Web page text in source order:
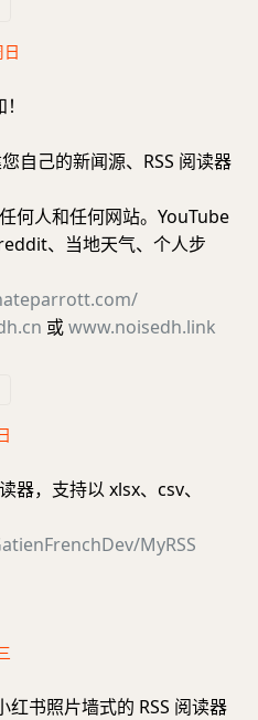
自己的新闻源、RSS 阅读器
何人和任何网站。YouTube
、当地天气、个人步
或www.noisedh.link
器，支持以 xlsx、csv、
MyRSS
书照片墙式的 RSS 阅读器